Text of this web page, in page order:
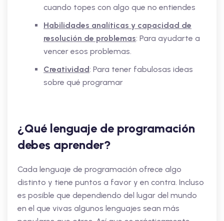
cuando topes con algo que no entiendes
Habilidades analíticas y capacidad de
resolución de problemas: Para ayudarte a
vencer esos problemas.
Creatividad : Para tener fabulosas ideas
sobre qué programar
¿Qué lenguaje de programación
debes aprender?
Cada lenguaje de programación ofrece algo
distinto y tiene puntos a favor y en contra. Incluso
es posible que dependiendo del lugar del mundo
en el que vivas algunos lenguajes sean más